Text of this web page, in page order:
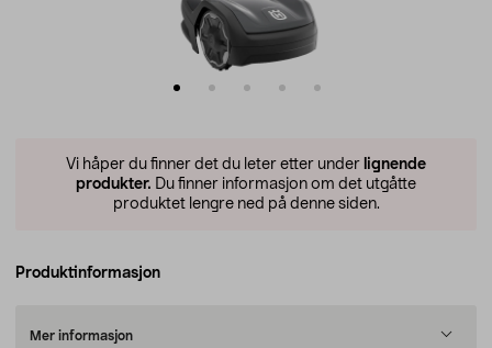
Vi håper du finner det du leter etter under lignende
produkter. Du finner informasjon om det utgåtte
produktet lengre ned på denne siden.
Produktinformasjon
Mer informasjon